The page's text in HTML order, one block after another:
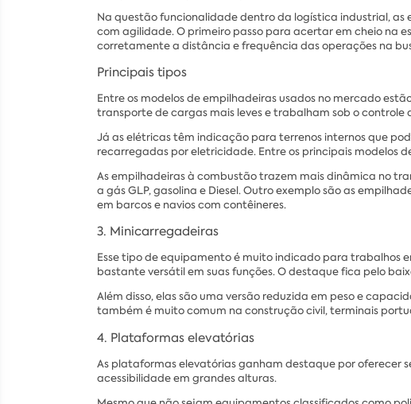
Na questão funcionalidade dentro da logística industrial,
com agilidade. O primeiro passo para acertar em cheio na
corretamente a distância e frequência das operações na
Principais tipos
Entre os modelos de empilhadeiras usados no mercado
transporte de cargas mais leves e trabalham sob o
Já as elétricas têm indicação para terrenos internos que
recarregadas por eletricidade. Entre os principais
As empilhadeiras à combustão trazem mais dinâmica no
a gás GLP, gasolina e Diesel. Outro exemplo são as
em barcos e navios com contêineres.
3. Minicarregadeiras
Esse tipo de equipamento é muito indicado para trabalhos
bastante versátil em suas funções. O destaque fica pelo
Além disso, elas são uma versão reduzida em peso e
também é muito comum na construção civil, terminais
4. Plataformas elevatórias
As plataformas elevatórias ganham destaque por oferecer
acessibilidade em grandes alturas.